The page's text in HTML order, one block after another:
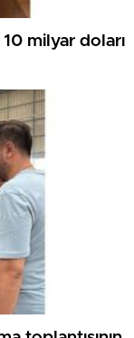
milyar doları